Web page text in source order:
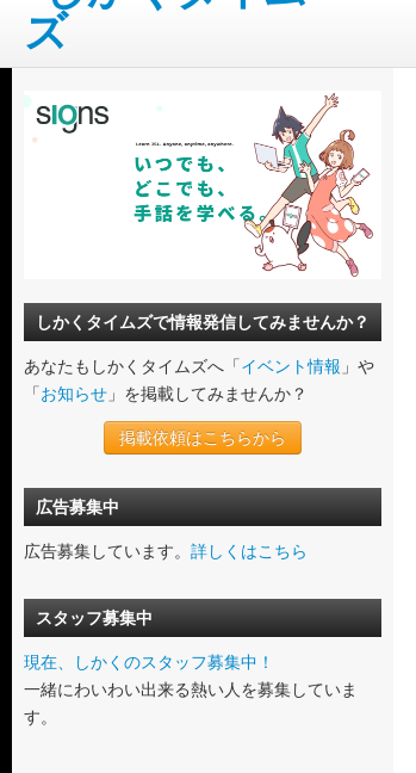
しかくタイムズで情報発信してみませんか？
あなたもしかくタイムズへ「イベント情報 」や
「お知らせ 」を掲載してみませんか？
掲載依頼はこちらから
広告募集中
広告募集しています。 詳しくはこちら
スタッフ募集中
現在、しかくのスタッフ募集中！
一緒にわいわい出来る熱い人を募集していま
す。